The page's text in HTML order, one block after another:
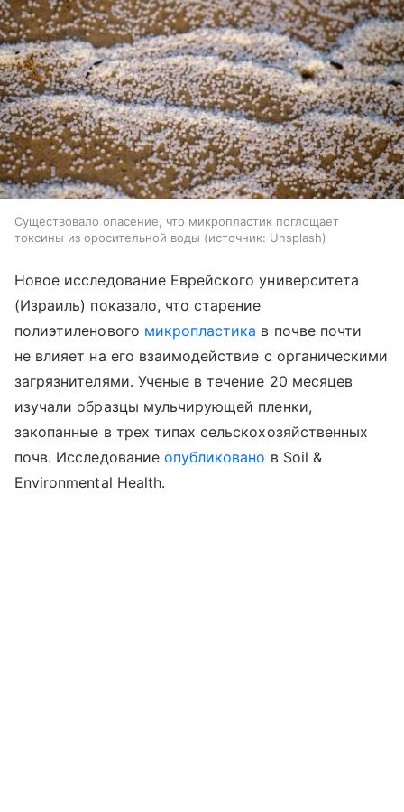
Существовало опасение, что микропластик поглощает
токсины из оросительной воды
источник: Unsplash
Новое исследование Еврейского университета
(Израиль) показало, что старение
полиэтиленового микропластика в почве почти
не влияет на его взаимодействие с органическими
загрязнителями. Ученые в течение 20 месяцев
изучали образцы мульчирующей пленки,
закопанные в трех типах сельскохозяйственных
почв. Исследование опубликовано в Soil &
Environmental Health.